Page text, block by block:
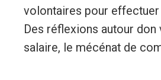
volontaires pour
Des réflexions autour
salaire, le mécénat de